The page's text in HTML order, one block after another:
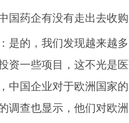
药企有没有走出去收
的，我们发现越来越多
资一些项目，这不光是
中国企业对于欧洲国家
调查也显示，他们对欧